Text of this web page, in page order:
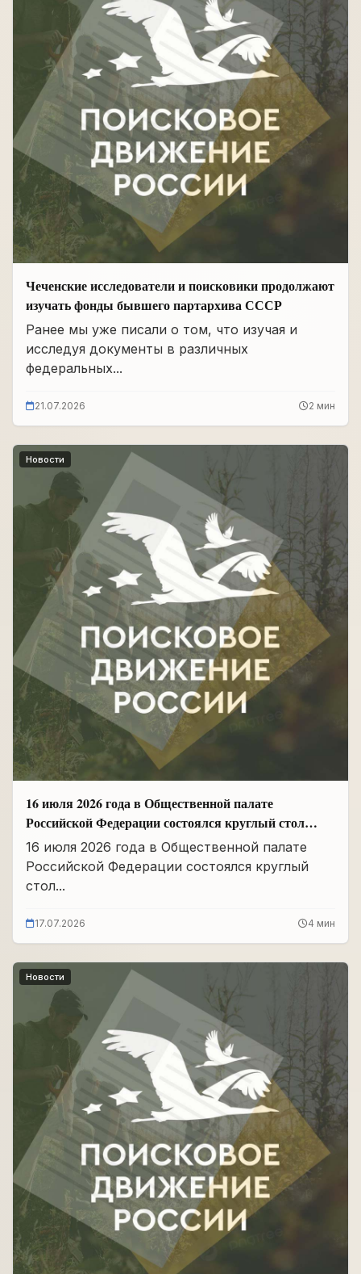
Чеченские исследователи и поисковики продолжают
изучать фонды бывшего партархива СССР
Ранее мы уже писали о том, что изучая и
исследуя документы в различных
федеральных...
21.07.2026 2 мин
Новости
16 июля 2026 года в Общественной палате
Российской Федерации состоялся круглый стол
«Сохранение памяти о Героях подвига
самопожертвования и воспитание...
16 июля 2026 года в Общественной палате
Российской Федерации состоялся круглый
стол...
17.07.2026 4 мин
Новости